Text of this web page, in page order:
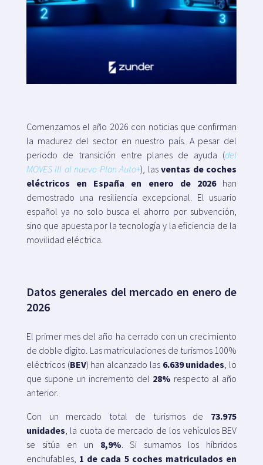
Blog
Atención al cliente
+34 979 300 500
Comenzamos el año 2026 con noticias que confirman
la madurez del sector en nuestro país. A pesar del
periodo de transición entre planes de ayuda (del
MOVES III al nuevo Plan Auto+), lasventas de coches
eléctricos en España en enero de 2026han
demostrado una resiliencia excepcional. El usuario
español ya no solo busca el ahorro por subvención,
sino que apuesta por la tecnología y la eficiencia de la
movilidad eléctrica.
Datos generales del mercado en enero de
2026
El primer mes del año ha cerrado con un crecimiento
de doble dígito. Las matriculaciones de turismos 100%
eléctricos (BEV) han alcanzado las 6.639 unidades, lo
que supone un incremento del 28% respecto al año
anterior.
Con un mercado total de turismos de 73.975
unidades, la cuota de mercado de los vehículos BEV
se sitúa en un 8,9%. Si sumamos los híbridos
enchufables, 1 de cada 5 coches matriculados en